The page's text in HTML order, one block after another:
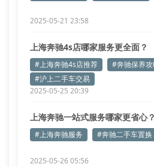
2025-05-21 23:58
上海奔驰4s店哪家服务更全面？
#上海奔驰4s店推荐
#奔驰保养
#沪上二手车交易
2025-05-25 20:39
上海奔驰一站式服务哪家更省心？
#上海奔驰服务 #奔驰二手车置换
2025-05-26 05:56